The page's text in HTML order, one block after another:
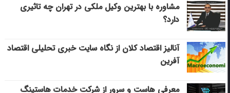
مشاوره با بهترین وکیل ملکی در تهران چه تاثیری
دارد؟
آنالیز اقتصاد کلان از نگاه سایت خبری تحلیلی اقتصاد
آفرین
معرفی هاست و سرور از شرکت خدمات هاستینگ